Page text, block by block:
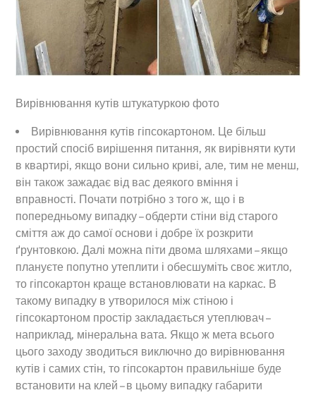
Вирівнювання кутів штукатуркою фото
Вирівнювання кутів гіпсокартоном. Це більш
простий спосіб вирішення питання, як вирівняти кути
в квартирі, якщо вони сильно криві, але, тим не менш,
він також зажадає від вас деякого вміння і
вправності. Почати потрібно з того ж, що і в
попередньому випадку – обдерти стіни від старого
сміття аж до самої основи і добре їх розкрити
ґрунтовкою. Далі можна піти двома шляхами – якщо
плануєте попутно утеплити і обесшуміть своє житло,
то гіпсокартон краще встановлювати на каркас. В
такому випадку в утворилося між стіною і
гіпсокартоном простір закладається утеплювач –
наприклад, мінеральна вата. Якщо ж мета всього
цього заходу зводиться виключно до вирівнювання
кутів і самих стін, то гіпсокартон правильніше буде
встановити на клей – в цьому випадку габарити